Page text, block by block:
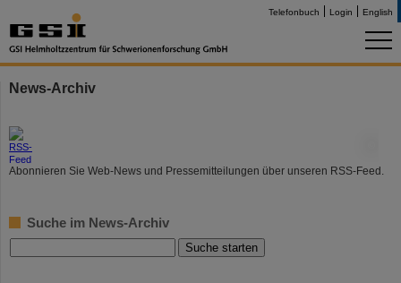
Telefonbuch Login English
News-Archiv
Abonnieren Sie Web-News und Pressemitteilungen über unseren RSS-Feed.
Suche im News-Archiv